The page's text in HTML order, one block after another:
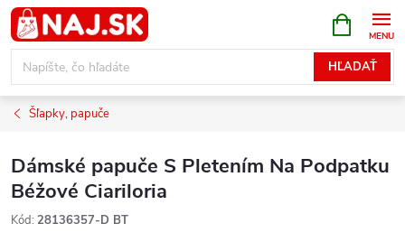
Prejsť
na
obsah
HĽADAŤ
KOŠÍK
Šľapky, papuče
Dámské papuče S Pletením Na Podpatku
Béžové Ciariloria
Kód: 28136357-D BT